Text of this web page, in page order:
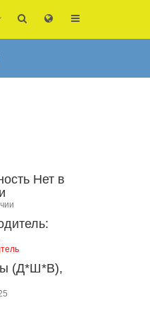
Нет в
(Д*Ш*В),